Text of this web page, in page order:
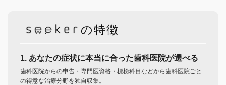
の特徴
1. あなたの症状に本当に合った歯科医院が選べる
歯科医院からの申告・専門医資格・標榜科目などから歯科医院ごと
の得意な治療分野を独自収集。